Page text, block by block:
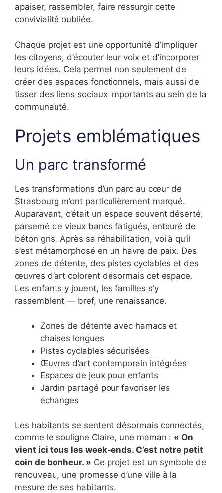
apaiser, rassembler, faire ressurgir cette
convivialité oubliée.
Chaque projet est une opportunité d’impliquer
les citoyens, d’écouter leur voix et d’incorporer
leurs idées. Cela permet non seulement de
créer des espaces fonctionnels, mais aussi de
tisser des liens sociaux importants au sein de la
communauté.
Projets emblématiques
Un parc transformé
Les transformations d’un parc au cœur de
Strasbourg m’ont particulièrement marqué.
Auparavant, c’était un espace souvent déserté,
parsemé de vieux bancs fatigués, entouré de
béton gris. Après sa réhabilitation, voilà qu’il
s’est métamorphosé en un havre de paix. Des
zones de détente, des pistes cyclables et des
œuvres d’art colorent désormais cet espace.
Les enfants y jouent, les familles s’y
rassemblent — bref, une renaissance.
Zones de détente avec hamacs et
chaises longues
Pistes cyclables sécurisées
Œuvres d’art contemporain intégrées
Espaces de jeux pour enfants
Jardin partagé pour favoriser les
échanges
Les habitants se sentent désormais connectés,
comme le souligne Claire, une maman : « On
vient ici tous les week-ends. C’est notre petit
coin de bonheur. » Ce projet est un symbole de
renouveau, une promesse d’une ville à la
mesure de ses habitants.